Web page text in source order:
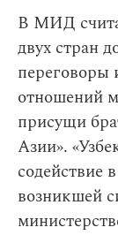
В МИД
двух стран
переговоры
отношений
присущи
Азии».
содействие
возникшей